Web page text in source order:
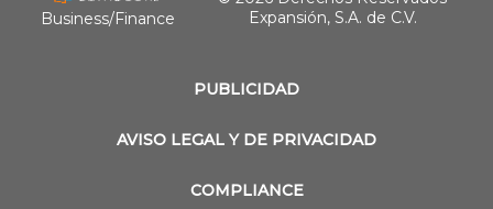
PUBLICIDAD
AVISO LEGAL Y DE PRIVACIDAD
COMPLIANCE
Business/Finance
Expansión, S.A. de C.V.